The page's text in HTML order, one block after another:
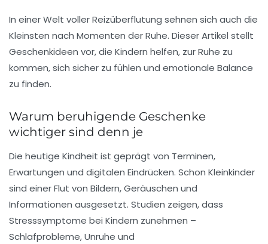
In einer Welt voller Reizüberflutung sehnen sich auch die
Kleinsten nach Momenten der Ruhe. Dieser Artikel stellt
Geschenkideen vor, die Kindern helfen, zur Ruhe zu
kommen, sich sicher zu fühlen und emotionale Balance
zu finden.
Warum beruhigende Geschenke
wichtiger sind denn je
Die heutige Kindheit ist geprägt von Terminen,
Erwartungen und digitalen Eindrücken. Schon Kleinkinder
sind einer Flut von Bildern, Geräuschen und
Informationen ausgesetzt. Studien zeigen, dass
Stresssymptome bei Kindern zunehmen –
Schlafprobleme, Unruhe und